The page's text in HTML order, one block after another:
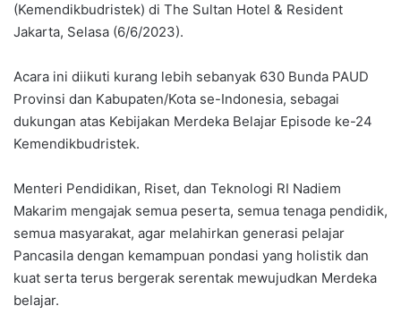
(Kemendikbudristek) di The Sultan Hotel & Resident
Jakarta, Selasa (6/6/2023).
Acara ini diikuti kurang lebih sebanyak 630 Bunda PAUD
Provinsi dan Kabupaten/Kota se-Indonesia, sebagai
dukungan atas Kebijakan Merdeka Belajar Episode ke-24
Kemendikbudristek.
Menteri Pendidikan, Riset, dan Teknologi RI Nadiem
Makarim mengajak semua peserta, semua tenaga pendidik,
semua masyarakat, agar melahirkan generasi pelajar
Pancasila dengan kemampuan pondasi yang holistik dan
kuat serta terus bergerak serentak mewujudkan Merdeka
belajar.